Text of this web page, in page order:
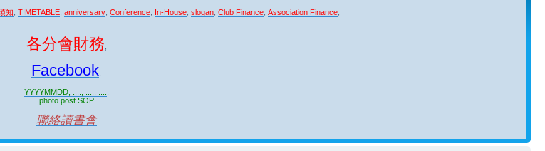
知 TIMETABLE anniversary Conference In-House slogan Club Finance Association Finance
各分會財務
Facebook
YYYYMMDD, ...., ...., ....
photo post SOP
聯絡讀書會